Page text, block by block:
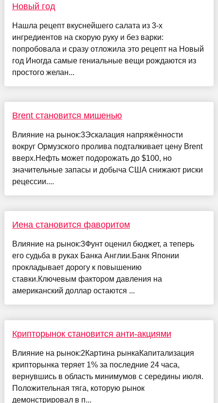
Новый год
Нашла рецепт вкуснейшего салата из 3-х
ингредиентов на скорую руку и без варки:
попробовала и сразу отложила это рецепт на Новый
год Иногда самые гениальные вещи рождаются из
простого желан...
Brent становится мишенью
Влияние на рынок:3Эскалация напряжённости
вокруг Ормузского пролива подталкивает цену Brent
вверх.Нефть может подорожать до $100, но
значительные запасы и добыча США снижают риски
рецессии....
Иена становится фаворитом
Влияние на рынок:3Фунт оценил бюджет, а теперь
его судьба в руках Банка Англии.Банк Японии
прокладывает дорогу к повышению
ставки.Ключевым фактором давления на
американский доллар остаются ...
Крипторынок становится анти-акциями
Влияние на рынок:2Картина рынкаКапитализация
крипторынка теряет 1% за последние 24 часа,
вернувшись в область минимумов с середины июля.
Положительная тяга, которую рынок
демонстрировал в п...